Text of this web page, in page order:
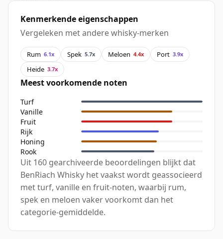
Kenmerkende eigenschappen
Vergeleken met andere whisky-merken
Rum 6.1x Spek 5.7x Meloen 4.4x Port 3.9x
Heide 3.7x
Meest voorkomende noten
Turf
Vanille
Fruit
Rijk
Honing
Rook
Uit 160 gearchiveerde beoordelingen blijkt dat
BenRiach Whisky het vaakst wordt geassocieerd
met turf, vanille en fruit-noten, waarbij rum,
spek en meloen vaker voorkomt dan het
categorie-gemiddelde.